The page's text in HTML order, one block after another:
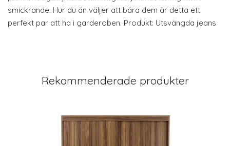
smickrande. Hur du än väljer att bära dem är detta ett
perfekt par att ha i garderoben. Produkt: Utsvängda jeans
Rekommenderade produkter